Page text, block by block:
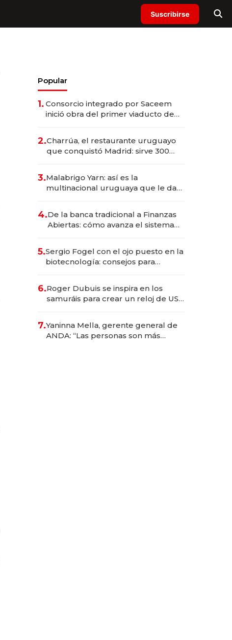
Suscribirse
Popular
1. Consorcio integrado por Saceem
inició obra del primer viaducto de
millones
2.Charrúa, el restaurante uruguayo
que conquistó Madrid: sirve 300
prepara apertura
3.Malabrigo Yarn: así es la
multinacional uruguaya que le da
4.De la banca tradicional a Finanzas
Abiertas: cómo avanza el sistema
5.Sergio Fogel con el ojo puesto en la
biotecnología: consejos para
6.Roger Dubuis se inspira en los
samuráis para crear un reloj de US$
7.Yaninna Mella, gerente general de
ANDA: “Las personas son más